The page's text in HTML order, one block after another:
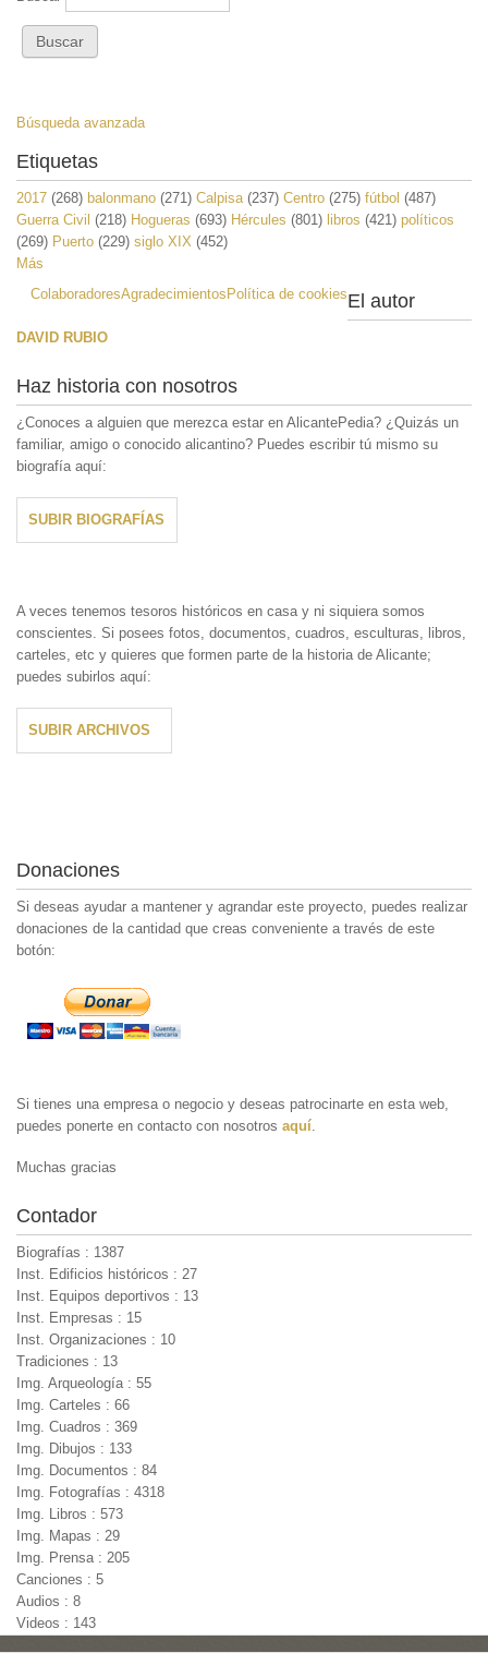
Búsqueda avanzada
Etiquetas
2017 (268) balonmano (271) Calpisa (237) Centro (275) fútbol (487)
Guerra Civil (218) Hogueras (693) Hércules (801) libros (421) políticos
(269) Puerto (229) siglo XIX (452)
Más
ColaboradoresAgradecimientos Política de cookiesEl autor
DAVID RUBIO
Haz historia con nosotros
¿Conoces a alguien que merezca estar en AlicantePedia? ¿Quizás un
familiar, amigo o conocido alicantino? Puedes escribir tú mismo su
biografía aquí:
SUBIR BIOGRAFÍAS
A veces tenemos tesoros históricos en casa y ni siquiera somos
conscientes. Si posees fotos, documentos, cuadros, esculturas, libros,
carteles, etc y quieres que formen parte de la historia de Alicante;
puedes subirlos aquí:
SUBIR ARCHIVOS
Donaciones
Si deseas ayudar a mantener y agrandar este proyecto, puedes realizar
donaciones de la cantidad que creas conveniente a través de este
botón:
Si tienes una empresa o negocio y deseas patrocinarte en esta web,
puedes ponerte en contacto con nosotros aquí
Muchas gracias
Contador
Biografías : 1387
Inst. Edificios históricos : 27
Inst. Equipos deportivos : 13
Inst. Empresas : 15
Inst. Organizaciones : 10
Tradiciones : 13
Img. Arqueología : 55
Img. Carteles : 66
Img. Cuadros : 369
Img. Dibujos : 133
Img. Documentos : 84
Img. Fotografías : 4318
Img. Libros : 573
Img. Mapas : 29
Img. Prensa : 205
Canciones : 5
Audios : 8
Videos : 143